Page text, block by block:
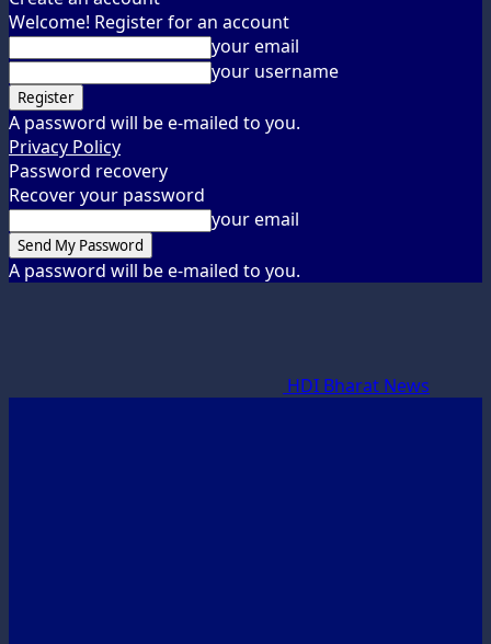
Welcome! Register for an account
your email
your username
A password will be e-mailed to you.
Privacy Policy
Password recovery
Recover your password
your email
A password will be e-mailed to you.
HDI Bharat News